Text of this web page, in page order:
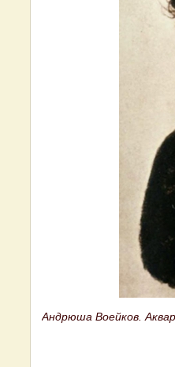
Андрюша Воейков.